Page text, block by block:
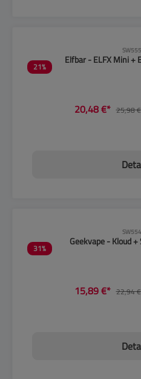
21%
Elfbar - ELFX Mini +
20,48 €* 25,98
31%
Geekvape - Kloud
15,89 €* 22,94